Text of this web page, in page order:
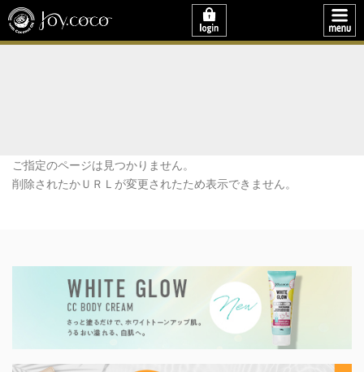
ご指定のページは見つかりません。
削除されたかＵＲＬが変更されたため表示できません。